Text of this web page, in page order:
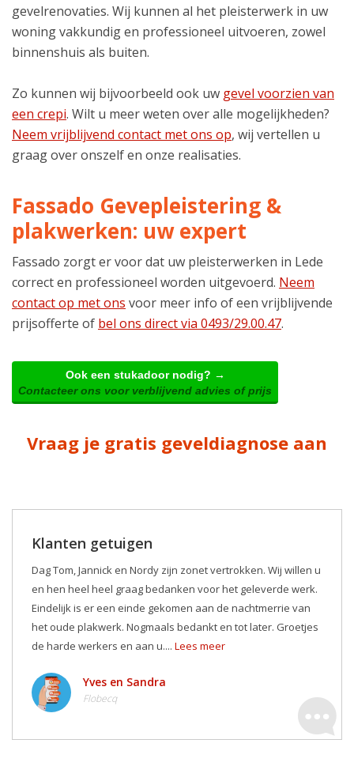
gevelrenovaties. Wij kunnen al het pleisterwerk in uw
woning vakkundig en professioneel uitvoeren, zowel
binnenshuis als buiten.
Zo kunnen wij bijvoorbeeld ook uw gevel voorzien van
een crepi. Wilt u meer weten over alle mogelijkheden?
Neem vrijblijvend contact met ons op, wij vertellen u
graag over onszelf en onze realisaties.
Fassado Gevepleistering &
plakwerken: uw expert
Fassado zorgt er voor dat uw pleisterwerken in Lede
correct en professioneel worden uitgevoerd. Neem
contact op met ons voor meer info of een vrijblijvende
prijsofferte of bel ons direct via 0493/29.00.47.
Ook een stukadoor nodig? →
Contacteer ons voor verblijvend advies of prijs
Vraag je gratis geveldiagnose aan
Klanten getuigen
Dag Tom, Jannick en Nordy zijn zonet vertrokken. Wij willen u
en hen heel heel graag bedanken voor het geleverde werk.
Eindelijk is er een einde gekomen aan de nachtmerrie van
het oude plakwerk. Nogmaals bedankt en tot later. Groetjes
de harde werkers en aan u.... Lees meer
Yves en Sandra
Flobecq